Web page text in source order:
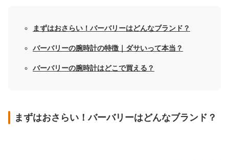
まずはおさらい！バーバリーはどんなブランド？
バーバリーの腕時計の特徴｜ダサいって本当？
バーバリーの腕時計はどこで買える？
まずはおさらい！バーバリーはどんなブランド？